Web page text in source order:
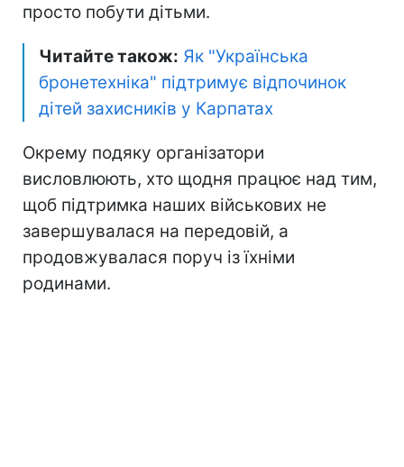
просто побути дітьми.
Читайте також: Як "Українська
бронетехніка" підтримує відпочинок
дітей захисників у Карпатах
Окрему подяку організатори
висловлюють, хто щодня працює над тим,
щоб підтримка наших військових не
завершувалася на передовій, а
продовжувалася поруч із їхніми
родинами.